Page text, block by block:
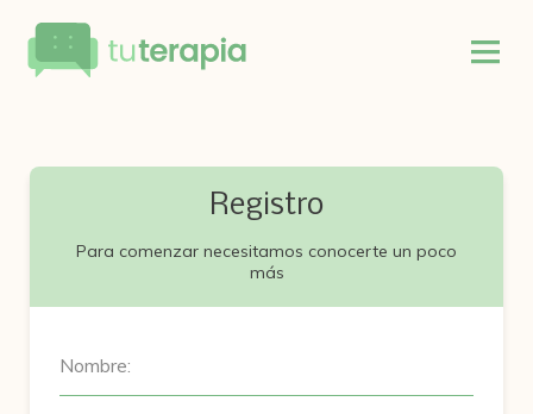
Registro
Para comenzar necesitamos conocerte un poco
más
Nombre: